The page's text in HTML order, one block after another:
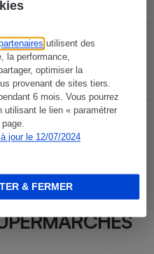
utilisent des
la performance,
optimiser la
provenant de sites tiers.
6 mois. Vous pourrez
utilisant le lien « paramétrer
jour le 12/07/2024
& FERMER
99,40 € 139,16 €
107,90 € 151,06 €
105,40 €
NOTRE